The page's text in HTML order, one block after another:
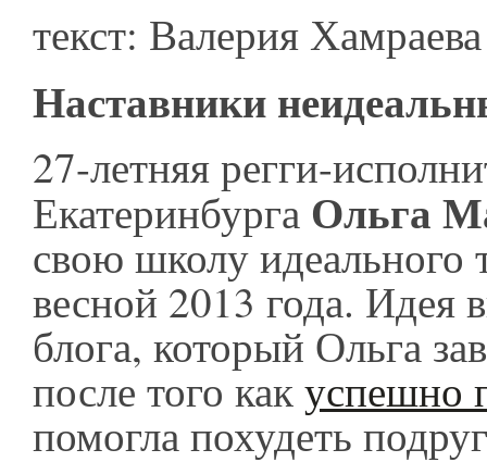
текст: Валерия Хамраева
Наставники
27-летняя регги-
Екатеринбурга Ольга
свою школу идеального
весной 2013 года. Идея
блога, который Ольга
после того какуспешно
помогла похудеть